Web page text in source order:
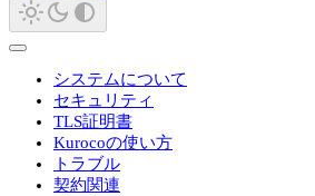
システムについて
セキュリティ
TLS証明書
Kurocoの使い方
トラブル
契約関連